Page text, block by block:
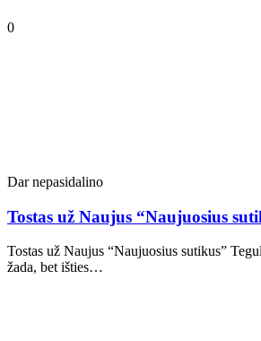
0
Dar nepasidalino
Tostas už Naujus “Naujuosius
Tostas už Naujus “Naujuosius sutikus”
žada, bet išties…